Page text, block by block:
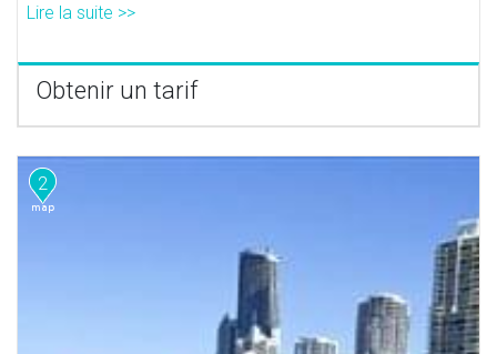
Lire la suite >>
Obtenir un tarif
2